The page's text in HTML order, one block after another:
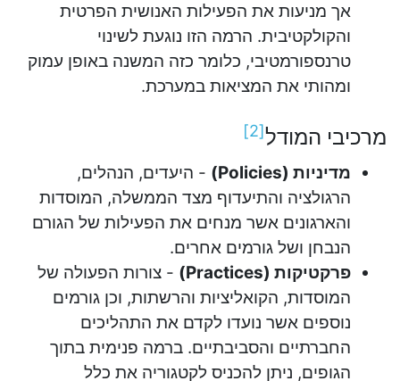
אך מניעות את הפעילות האנושית הפרטית
והקולקטיבית. הרמה הזו נוגעת לשינוי
טרנספורמטיבי, כלומר כזה המשנה באופן עמוק
ומהותי את המציאות במערכת.
מרכיבי המודל[
2
]
מדיניות (Policies)
- היעדים, הנהלים,
הרגולציה והתיעדוף מצד הממשלה, המוסדות
והארגונים אשר מנחים את הפעילות של הגורם
הנבחן ושל גורמים אחרים.
פרקטיקות (Practices)
- צורות הפעולה של
המוסדות, הקואליציות והרשתות, וכן גורמים
נוספים אשר נועדו לקדם את התהליכים
החברתיים והסביבתיים. ברמה פנימית בתוך
הגופים, ניתן להכניס לקטגוריה את כלל